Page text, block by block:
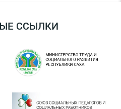
ССЫЛКИ